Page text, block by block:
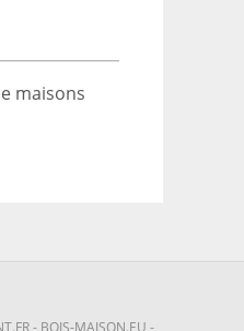
maisons